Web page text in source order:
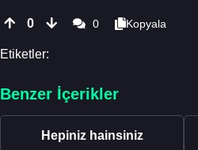
0 0 Kopyala
Etiketler:
Benzer İçerikler
Hepiniz hainsiniz